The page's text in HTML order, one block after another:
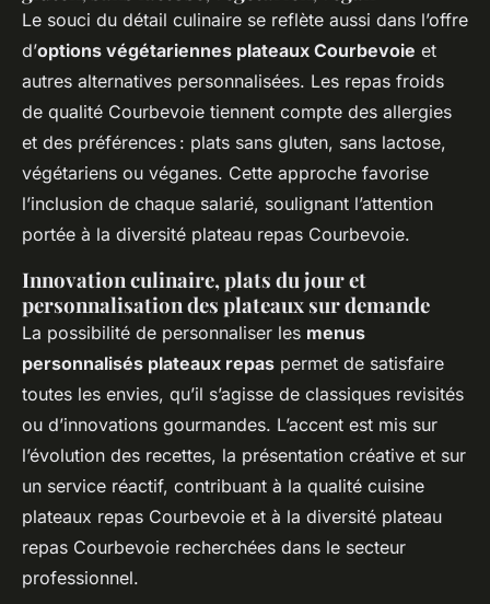
Le souci du détail culinaire se reflète aussi dans l’offre
d’options végétariennes plateaux Courbevoie et
autres alternatives personnalisées. Les repas froids
de qualité Courbevoie tiennent compte des allergies
et des préférences : plats sans gluten, sans lactose,
végétariens ou véganes. Cette approche favorise
l’inclusion de chaque salarié, soulignant l’attention
portée à la diversité plateau repas Courbevoie.
Innovation culinaire, plats du jour et
personnalisation des plateaux sur demande
La possibilité de personnaliser les menus
personnalisés plateaux repas permet de satisfaire
toutes les envies, qu’il s’agisse de classiques revisités
ou d’innovations gourmandes. L’accent est mis sur
l’évolution des recettes, la présentation créative et sur
un service réactif, contribuant à la qualité cuisine
plateaux repas Courbevoie et à la diversité plateau
repas Courbevoie recherchées dans le secteur
professionnel.